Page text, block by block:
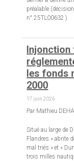
préalable
n° 25TL00632 ).
Injonction
les fonds
2000
17 juin 2026
Par Mathieu
Situé au large de
Flandres » abrite
mal triés » et «
trois milles